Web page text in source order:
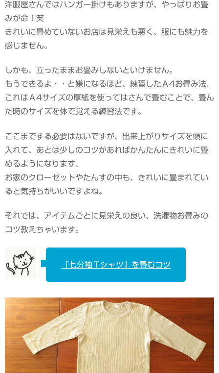
洋服屋さんではハンガー掛けもありますが、やっぱりお畳
みが命！笑
きれいに畳めていないお店は見栄えも悪く、服にも魅力を
感じません。
しかも、立ったままお畳みしないといけません。
もうできるよ・・と嫌になるほど、練習したＡ4お畳み法。
これはＡ4サイズの厚紙を使ってはさんで畳むことで、畳ん
だ時のサイズを体で覚える練習法です。
ここまでする必要はないですが、出来上がりサイズを頭に
入れて、あとは少しのコツがあればかんたんにきれいに畳
めるようになります。
お家のクローゼットやたんすの中も、きれいに畳まれてい
ると気持ちがいいですよね。
それでは、アイテムごとに見栄えの良い、洗濯物お畳みの
コツ教えちゃいます。
「七分袖Ｔシャツ」を畳むコツ